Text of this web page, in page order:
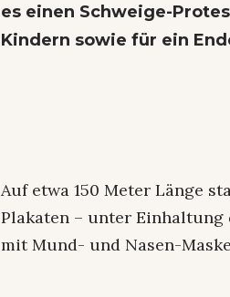
es einen Schweige-
Kindern sowie für ein
Auf etwa 150 Meter Länge
Plakaten – unter
mit Mund- und Nasen-